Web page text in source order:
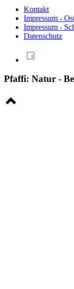
Kontakt
Impressum -
Impressum -
Datenschutz
Pfaffi: Natur -